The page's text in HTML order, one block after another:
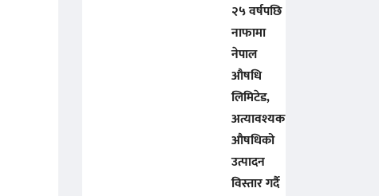
२५ वर्षपछि
नाफामा
नेपाल
औषधि
लिमिटेड,
अत्यावश्यक
औषधिको
उत्पादन
विस्तार गर्दै